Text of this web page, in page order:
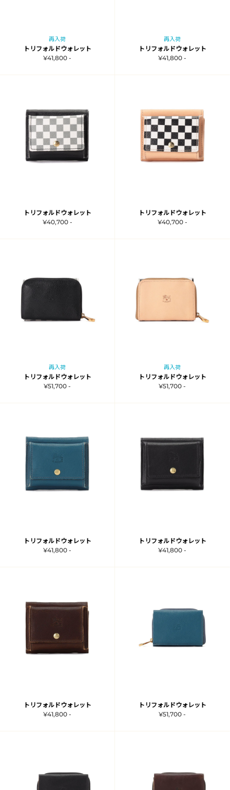
再入荷
トリフォルドウォレット
¥41,800 -
再入荷
トリフォルドウォレット
¥41,800 -
トリフォルドウォレット
¥40,700 -
トリフォルドウォレット
¥40,700 -
再入荷
トリフォルドウォレット
¥51,700 -
再入荷
トリフォルドウォレット
¥51,700 -
トリフォルドウォレット
¥41,800 -
トリフォルドウォレット
¥41,800 -
トリフォルドウォレット
¥41,800 -
トリフォルドウォレット
¥51,700 -